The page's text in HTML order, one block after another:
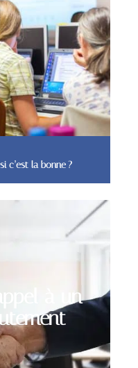
c’est la bonne ?
à un